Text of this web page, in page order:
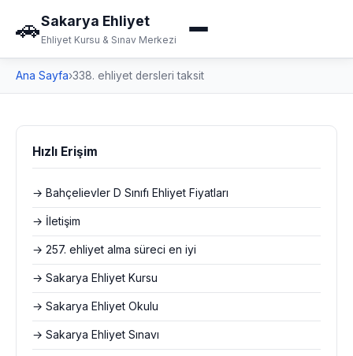
🚗Sakarya Ehliyet
Ehliyet Kursu & Sınav Merkezi
Ana Sayfa›338. ehliyet dersleri taksit
Hızlı Erişim
→ Bahçelievler D Sınıfı Ehliyet Fiyatları
→ İletişim
→ 257. ehliyet alma süreci en iyi
→ Sakarya Ehliyet Kursu
→ Sakarya Ehliyet Okulu
→ Sakarya Ehliyet Sınavı